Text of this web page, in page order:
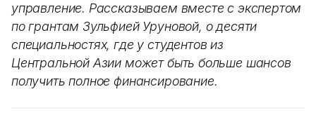
управление. Рассказываем вместе с экспертом
по грантам Зульфией Уруновой, о десяти
специальностях, где у студентов из
Центральной Азии может быть больше шансов
получить полное финансирование.